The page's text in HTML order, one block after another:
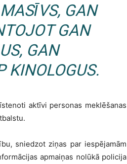
GAN
GAN
GAN
KINOLOGUS.
aktīvi personas meklēšanas
sniedzot ziņas par iespējamām
apmaiņas nolūkā policija